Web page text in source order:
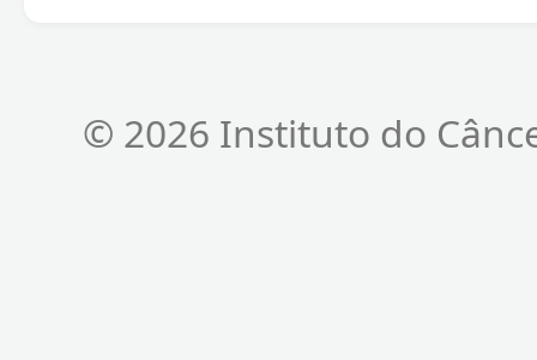
© 2026 Instituto do